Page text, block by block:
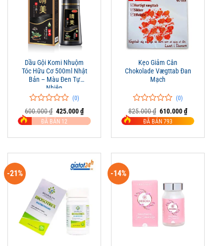
Dầu Gội Komi Nhuộm
Tóc Hữu Cơ 500ml Nhật
Bản – Màu Đen Tự
Nhiên
0
trên
5
0
(0)
600.000₫ Giá
gốc
là:
425.000₫Giá
hiện
tại
425.000 ₫.
ĐÃ BÁN 12
Kẹo Giảm Cân
Chokolade Vægttab Đan
Mạch
0
trên
5
0
(0)
825.000₫ Giá
gốc
là:
610.000₫Giá
hiện
tại
610.000 ₫.
ĐÃ BÁN 793
-21% -14%